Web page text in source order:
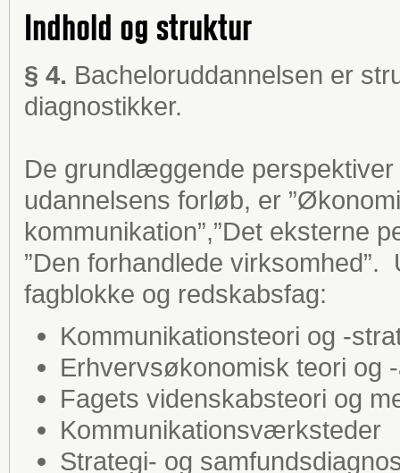
Indhold og struktur
§ 4. Bacheloruddannelsen er
diagnostikker.
De grundlæggende
udannelsens forløb, er
kommunikation”,”Det eksterne
”Den forhandlede
fagblokke og redskabsfag:
Kommunikationsteori og -
Erhvervsøkonomisk teori og
Fagets videnskabsteori og
Kommunikationsværksteder
Strategi- og